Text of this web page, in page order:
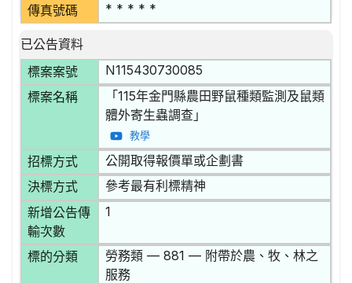
傳真號碼 * * * * *
已公告資料
標案案號
N115430730085
標案名稱
「115年金門縣農田野鼠種類監測及鼠類
體外寄生蟲調查」
教學
招標方式 公開取得報價單或企劃書
決標方式 參考最有利標精神
新增公告傳
輸次數
1
標的分類
勞務類 — 881 — 附帶於農、牧、林之
服務